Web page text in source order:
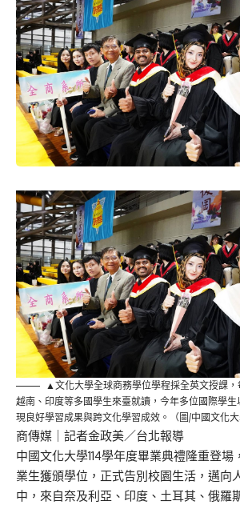
▲文化大學全球商務學位學程採全英文授課，
越南、印度等多國學生來臺就讀，今年多位國際學
現良好學習成果與跨文化學習成效。（圖/中國文化大
商傳媒 ｜記者金政美／台北報導
中國文化大學114學年度畢業典禮隆重登
業生獲頒學位，正式告別校園生活，邁向
中，來自奈及利亞、印度、土耳其、俄羅